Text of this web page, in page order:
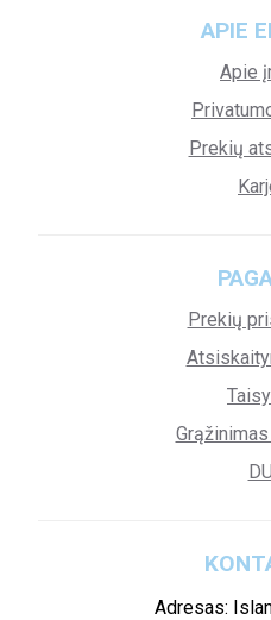
APIE
Apie
Prekių
Prekių
Adresas: